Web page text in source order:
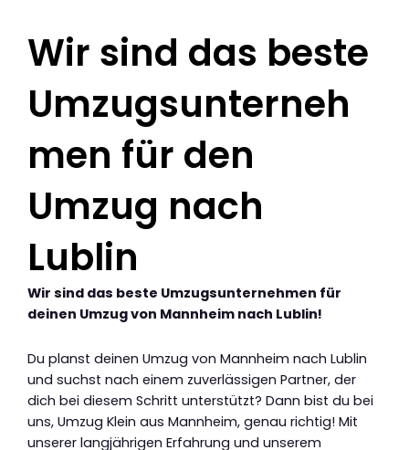
Wir sind das beste
Umzugsunterneh
men für den
Umzug nach
Lublin
Wir sind das beste Umzugsunternehmen für
deinen Umzug von Mannheim nach Lublin!
Du planst deinen Umzug von Mannheim nach Lublin
und suchst nach einem zuverlässigen Partner, der
dich bei diesem Schritt unterstützt? Dann bist du bei
uns, Umzug Klein aus Mannheim, genau richtig! Mit
unserer langjährigen Erfahrung und unserem